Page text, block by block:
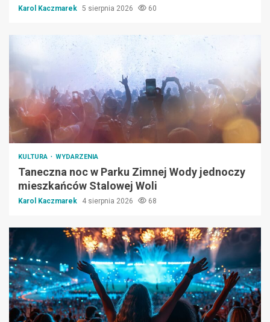
Karol Kaczmarek 5 sierpnia 2026 60
KULTURA WYDARZENIA
Taneczna noc w Parku Zimnej Wody jednoczy
mieszkańców Stalowej Woli
Karol Kaczmarek 4 sierpnia 2026 68